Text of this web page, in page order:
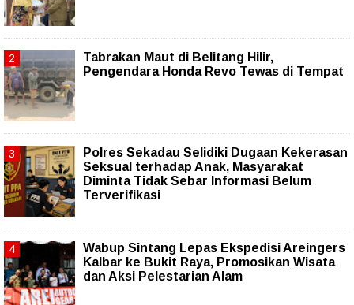
Tabrakan Maut di Belitang Hilir,
Pengendara Honda Revo Tewas di Tempat
Polres Sekadau Selidiki Dugaan Kekerasan
Seksual terhadap Anak, Masyarakat
Diminta Tidak Sebar Informasi Belum
Terverifikasi
Wabup Sintang Lepas Ekspedisi Areingers
Kalbar ke Bukit Raya, Promosikan Wisata
dan Aksi Pelestarian Alam